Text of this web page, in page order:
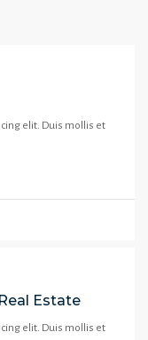
elit. Duis mollis et
Estate
elit. Duis mollis et